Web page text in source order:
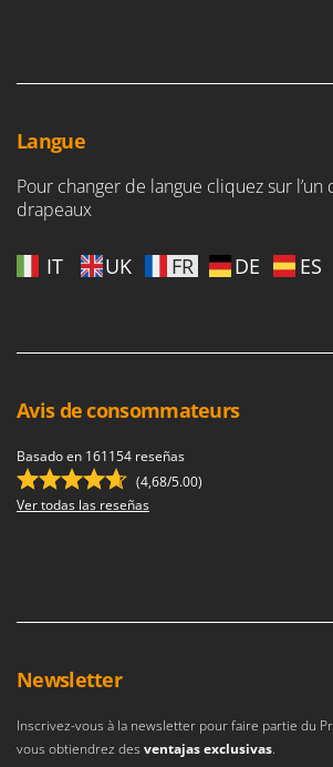
Langue
Pour changer de langue cliquez sur
drapeaux
IT UK FR DE ES
Avis de consommateurs
Basado en 161154 reseñas
(4,68/5.00)
Ver todas las reseñas
Newsletter
Inscrivez-vous à la newsletter pour faire partie du
vous obtiendrez des ventajas exclusivas.